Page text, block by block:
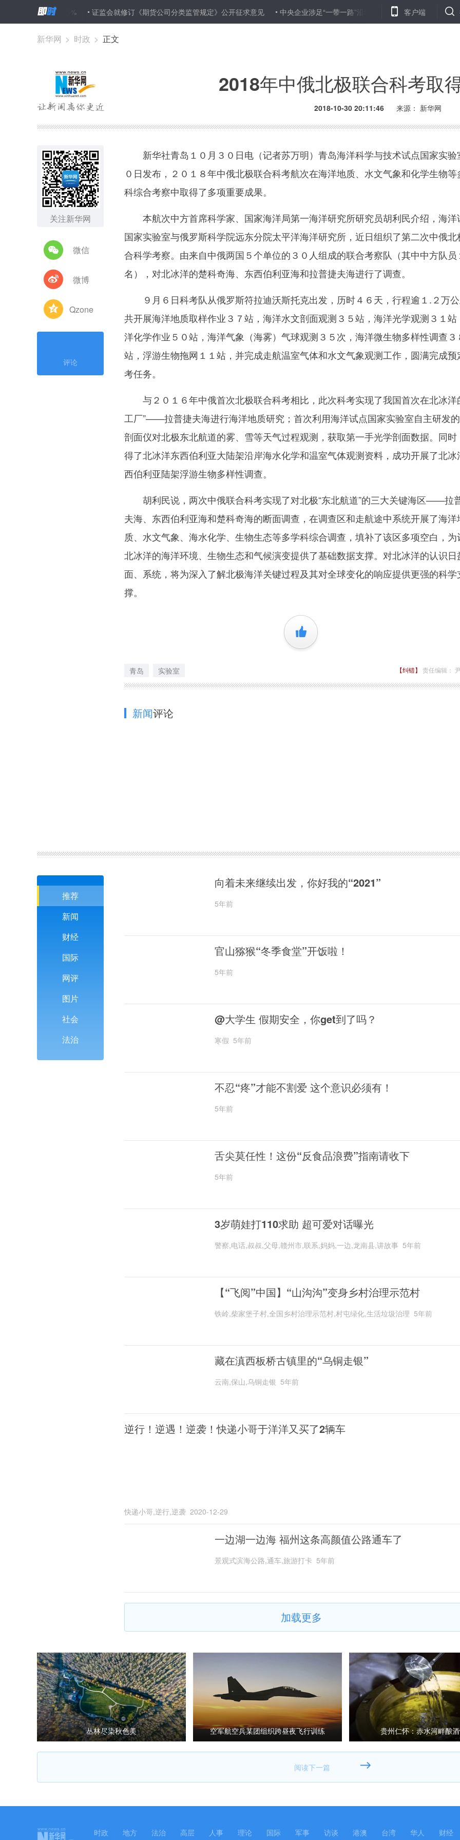
增速均超过5% 证监会就修订《期货公司分类监管规定》公开征求意见 中央企业涉足“一带一路”沿线项目超3100个 昆明至迪拜开
客户端
新华网 > 时政 > 正文
2018年中俄北极联合科考取
2018-10-30 20:11:46 来源： 新华网
关注新华网
微信
微博
Qzone
评论
新华社青岛１０月３０日电（记者苏万明）青岛海洋科学与技术试点国家实验
０日发布，２０１８年中俄北极联合科考航次在海洋地质、水文气象和化学生物等
科综合考察中取得了多项重要成果。
本航次中方首席科学家、国家海洋局第一海洋研究所研究员胡利民介绍，海洋
国家实验室与俄罗斯科学院远东分院太平洋海洋研究所，近日组织了第二次中俄北
合科学考察。由来自中俄两国５个单位的３０人组成的联合考察队（其中中方队员
名），对北冰洋的楚科奇海、东西伯利亚海和拉普捷夫海进行了调查。
９月６日科考队从俄罗斯符拉迪沃斯托克出发，历时４６天，行程逾１.２万公
共开展海洋地质取样作业３７站，海洋水文剖面观测３５站，海洋光学观测３１站
洋化学作业５０站，海洋气象（海雾）气球观测３５次，海洋微生物多样性调查３
站，浮游生物拖网１１站，并完成走航温室气体和水文气象观测工作，圆满完成预
考任务。
与２０１６年中俄首次北极联合科考相比，此次科考实现了我国首次在北冰洋
工厂”——拉普捷夫海进行海洋地质研究；首次利用海洋试点国家实验室自主研发
剖面仪对北极东北航道的雾、雪等天气过程观测，获取第一手光学剖面数据。同时
得了北冰洋东西伯利亚大陆架沿岸海水化学和温室气体观测资料，成功开展了北冰
西伯利亚陆架浮游生物多样性调查。
胡利民说，两次中俄联合科考实现了对北极“东北航道”的三大关键海区——拉
夫海、东西伯利亚海和楚科奇海的断面调查，在调查区和走航途中系统开展了海洋
质、水文气象、海水化学、生物生态等多学科综合调查，填补了该区多项空白，为
北冰洋的海洋环境、生物生态和气候演变提供了基础数据支撑。对北冰洋的认识日
面、系统，将为深入了解北极海洋关键过程及其对全球变化的响应提供更强的科学
撑。
+1
青岛 实验室 【纠错】 责任编辑：
新闻评论
推荐
新闻
财经
国际
网评
图片
社会
法治
向着未来继续出发，你好我的“2021”
5年前
官山猕猴“冬季食堂”开饭啦！
5年前
@大学生 假期安全，你get到了吗？
寒假 5年前
不忍“疼”才能不割爱 这个意识必须有！
5年前
舌尖莫任性！这份“反食品浪费”指南请收下
5年前
3岁萌娃打110求助 超可爱对话曝光
警察,电话,叔叔,父母,赣州市,联系,妈妈,一边,龙南县,讲故事 5年前
【“飞阅”中国】“山沟沟”变身乡村治理示范村
铁岭,柴家堡子村,全国乡村治理示范村,村屯绿化,生活垃圾治理 5年前
藏在滇西板桥古镇里的“乌铜走银”
云南,保山,乌铜走银 5年前
逆行！逆遇！逆袭！快递小哥于洋洋又买了2辆车
快递小哥,逆行,逆袭 2020-12-29
一边湖一边海 福州这条高颜值公路通车了
景观式滨海公路,通车,旅游打卡 5年前
加载更多
丛林尽染秋色美 空军航空兵某团组织跨昼夜飞行训练 贵州仁怀：赤水河畔酿
时政 地方 法治 高层 人事 理论 国际 军事 访谈 港澳 台湾 华人 财经